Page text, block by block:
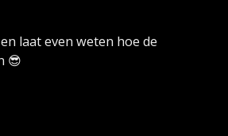
laat even weten hoe de
😎